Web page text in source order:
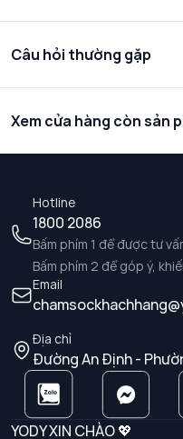
Câu hỏi thường gặp
Xem cửa hàng còn sản
Hotline
1800 2086
Bấm phím 1 để được tư
Bấm phím 2 để góp ý,
Email
Địa chỉ
Đường An Định -
YODY XIN CHÀO 💖